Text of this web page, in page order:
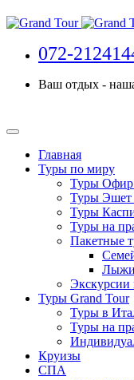
072-
Ваш отдых -
Главная
Туры по миру
Туры Офир
Туры Эшет
Туры
Туры на
Пакетные
Лыжи
Туры Grand Tour
Туры в
Туры на
Круизы
СПА